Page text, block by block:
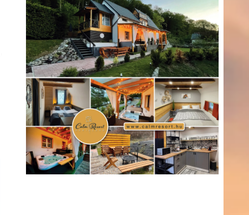
Tímea(240)Bajnokok Ligája(168) Birkózás(143) Bécs(214)
egészség (530) Európabajnokság(173)ferrari(139)
forma 1 (1165)Futball(760)futás(305)
Hosszú
Katinka(186)hungaroring(181)Jégkorong(148)kajakkenu
(138)karate(168)kickbox(204)kosárlabda(166)kézilabda
(448)Lewis Hamilton(168)magyar labdarúgóválogatott(148)
Mercedes(244)motorsport (153)Opel Dakar Team(132)Rali
Világbajnokság(122)Rendezvény(142)rio 2016(373)sport
(438)
Sportime Magazin(128)szabadidősport(316)Szalay
Balázs(126)tenisz(416)táplálkozás(155)utazás(126)
Video(247)világbajnokság (162)Világkupa(129)vitorlázás
(222)vívás(174)vízilabda(197)Érdi Mária(130)életmód
(416)úszás(361)